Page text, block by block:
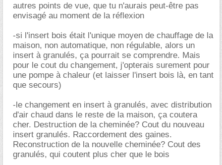
autres points de vue, que tu n'aurais peut-être pas
envisagé au moment de la réflexion
-si l'insert bois était l'unique moyen de chauffage de la
maison, non automatique, non régulable, alors un
insert à granulés, ça pourrait se comprendre. Mais
pour le cout du changement, j'opterais surement pour
une pompe à chaleur (et laisser l'insert bois là, en tant
que secours)
-le changement en insert à granulés, avec distribution
d'air chaud dans le reste de la maison, ça coutera
cher. Destruction de la cheminée? Cout du nouveau
insert granulés. Raccordement des gaines.
Reconstruction de la nouvelle cheminée? Cout des
granulés, qui coutent plus cher que le bois